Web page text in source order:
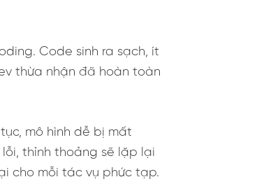
Code sinh ra sạch, ít
thừa nhận đã hoàn toàn
mô hình dễ bị mất
thỉnh thoảng sẽ lặp lại
cho mỗi tác vụ phức tạp.